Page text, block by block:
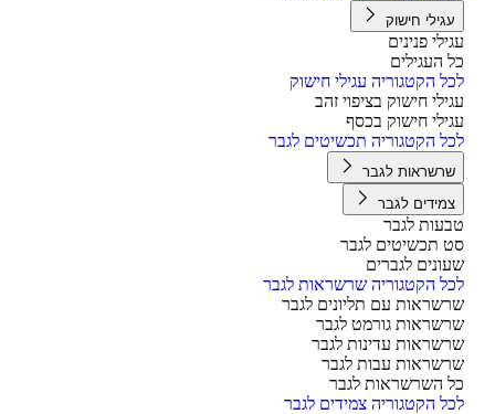
עגילי חישוק
פנינים
העגילים
הקטגוריה עגילי חישוק
חישוק בציפוי זהב
חישוק בכסף
הקטגוריה תכשיטים לגבר
שרשראות לגבר
צמידים לגבר
לגבר
תכשיטים לגבר
לגברים
הקטגוריה שרשראות לגבר
עם תליונים לגבר
גורמט לגבר
עדינות לגבר
עבות לגבר
השרשראות לגבר
הקטגוריה צמידים לגבר